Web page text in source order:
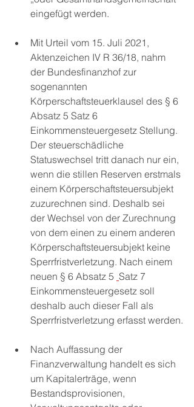
eingefügt werden.
Mit Urteil vom 15. Juli 2021,
Aktenzeichen IV R 36/18, nahm
der Bundesfinanzhof zur
sogenannten
Körperschaftsteuerklausel des § 6
Absatz 5 Satz 6
Einkommensteuergesetz Stellung.
Der steuerschädliche
Statuswechsel tritt danach nur ein,
wenn die stillen Reserven erstmals
einem Körperschaftsteuersubjekt
zuzurechnen sind. Deshalb sei
der Wechsel von der Zurechnung
von dem einen zu einem anderen
Körperschaftsteuersubjekt keine
Sperrfristverletzung. Nach einem
neuen § 6 Absatz 5 Satz 7
Einkommensteuergesetz soll
deshalb auch dieser Fall als
Sperrfristverletzung erfasst werden.
Nach Auffassung der
Finanzverwaltung handelt es sich
um Kapitalerträge, wenn
Bestandsprovisionen,